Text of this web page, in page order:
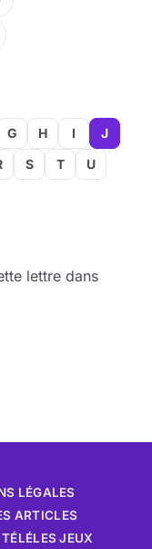
G H I
J
S T
U
lettre dans
LÉGALES
ARTICLES
LES JEUX